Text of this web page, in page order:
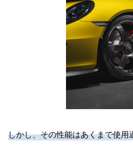
しかし、その性能はあくまで使用